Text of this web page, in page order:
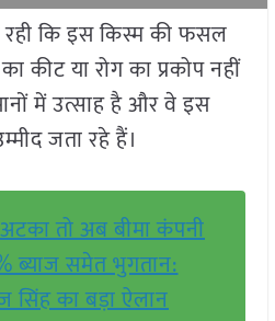
कि इस किस्म की फसल
कीट या रोग का प्रकोप नहीं
में उत्साह है और वे इस
जता रहे हैं।
तो अब बीमा कंपनी
ब्याज समेत भुगतान:
सिंह का बड़ा ऐलान